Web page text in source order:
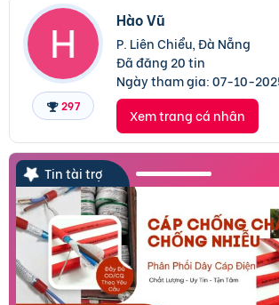
297
Hào Vũ
P. Liên Chiểu, Đà Nẵng
Đã đăng 20 tin
Ngày tham gia:07-10-
Xem trang cá nhân
Tin tài trợ